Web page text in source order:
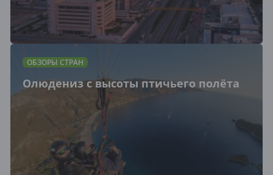
ОБЗОРЫ СТРАН
Олюдениз с высоты птичьего полёта